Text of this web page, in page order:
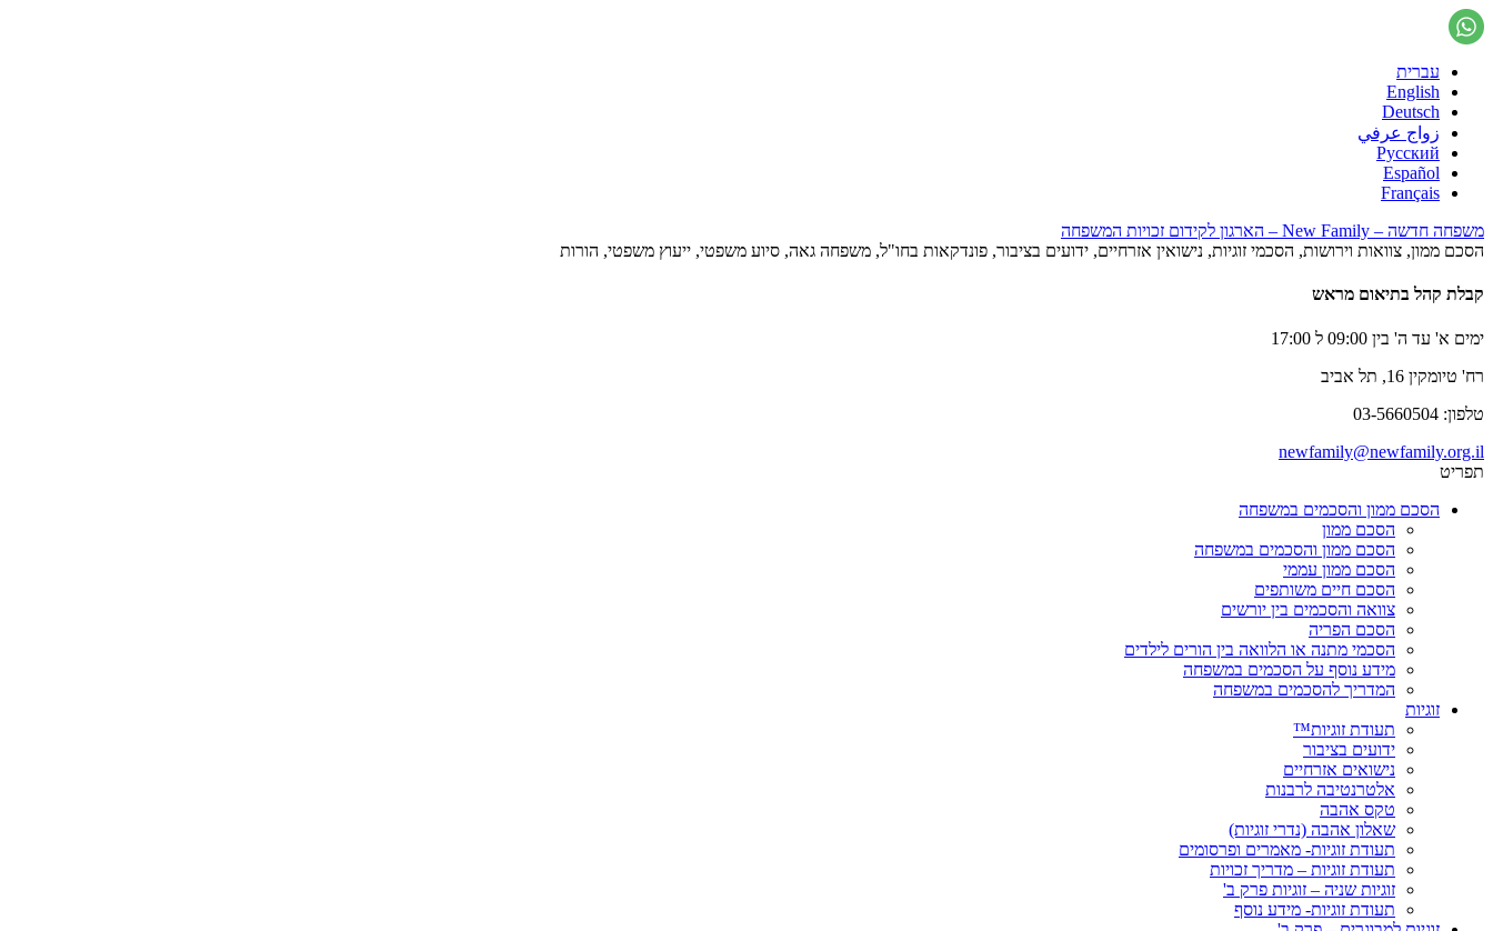
עברית
English
Deutsch
زواج عرفي
Русский
Español
Français
משפחה חדשה – New Family – הארגון לקידום זכויות המשפחה
הסכם ממון, צוואות וירושות, הסכמי זוגיות, נישואין אזרחיים, ידועים בציבור, פונדקאות בחו"ל, משפחה גאה, סיוע משפטי, ייעוץ משפטי, הורות
קבלת קהל בתיאום מראש
ימים א' עד ה' בין 09:00 ל 17:00
רח' טיומקין 16, תל אביב
טלפון: 03-5660504
newfamily@newfamily.org.il
תפריט
הסכם ממון והסכמים במשפחה
הסכם ממון
הסכם ממון והסכמים במשפחה
הסכם ממון עממי
הסכם חיים משותפים
צוואה והסכמים בין יורשים
הסכם הפריה
הסכמי מתנה או הלוואה בין הורים לילדים
מידע נוסף על הסכמים במשפחה
המדריך להסכמים במשפחה
זוגיות
תעודת זוגיות™
ידועים בציבור
נישואים אזרחיים
אלטרנטיבה לרבנות
טקס אהבה
שאלון אהבה (נדרי זוגיות)
תעודת זוגיות- מאמרים ופרסומים
תעודת זוגיות – מדריך זכויות
זוגיות שניה – זוגיות פרק ב'
תעודת זוגיות- מידע נוסף